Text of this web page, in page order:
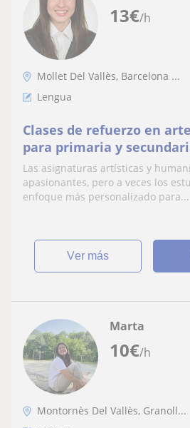
13€/h
Mollet Del Vallès, Barcelona ...
Lengua
Clases de refuerzo en
para primaria y
Las asignaturas artísticas y
apasionantes, pero a veces los
enfoque más personalizado para...
ver más
10€/h
Marta
Montornès Del Vallès, Granoll...